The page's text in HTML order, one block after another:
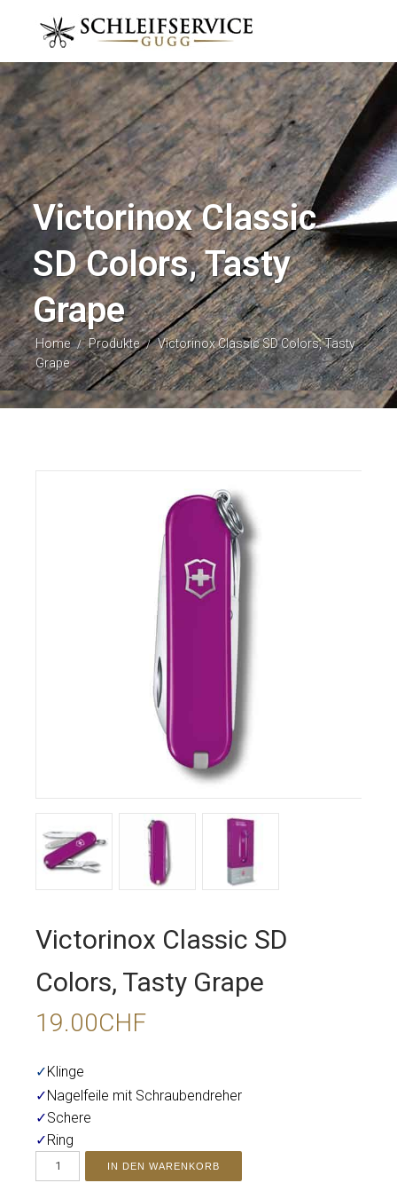
Victorinox Classic
SD Colors, Tasty
Grape
Home / Produkte / Victorinox Classic SD Colors, Tasty
Grape
Victorinox Classic SD
Colors, Tasty Grape
19.00CHF
✓Klinge
✓Nagelfeile mit Schraubendreher
✓Schere
✓Ring
IN DEN WARENKORB